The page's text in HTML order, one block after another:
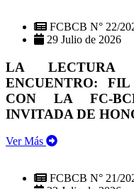
FCBCB N° 22/
29 Julio de 2026
LA LECTURA
ENCUENTRO:
CON LA FC-
INVITADA DE
Ver Más
FCBCB N° 21/